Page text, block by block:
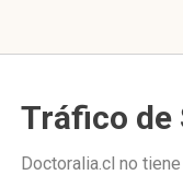
Tráfico de
Doctoralia.cl no